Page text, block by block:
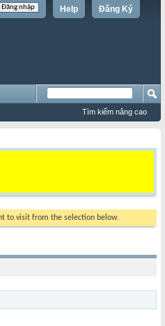
Đăng Ký
Help
Tìm kiếm nâng cao
to visit from the selection below.